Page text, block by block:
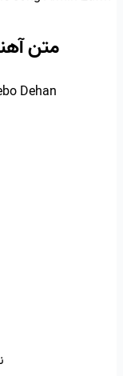
متن
Dehan